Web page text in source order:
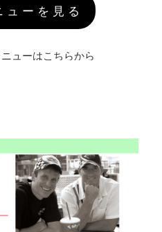
ューを見る
ューはこちらから